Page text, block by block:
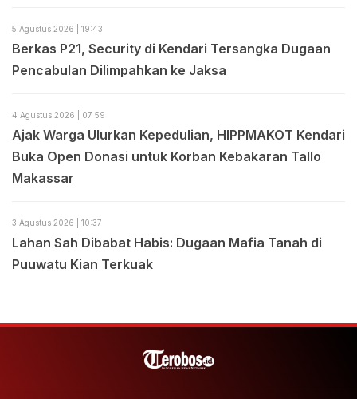
5 Agustus 2026 | 19:43
Berkas P21, Security di Kendari Tersangka Dugaan
Pencabulan Dilimpahkan ke Jaksa
4 Agustus 2026 | 07:59
Ajak Warga Ulurkan Kepedulian, HIPPMAKOT Kendari
Buka Open Donasi untuk Korban Kebakaran Tallo
Makassar
3 Agustus 2026 | 10:37
Lahan Sah Dibabat Habis: Dugaan Mafia Tanah di
Puuwatu Kian Terkuak